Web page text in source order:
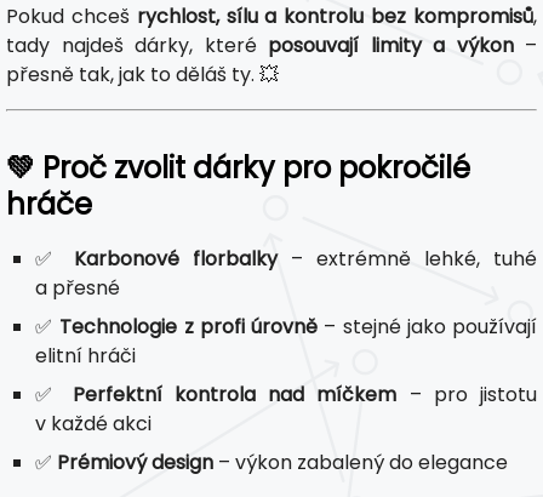
Pokud chceš rychlost, sílu a kontrolu bez kompromisů,
tady najdeš dárky, které posouvají limity a výkon–
přesně tak, jak to děláš ty. 💥
💚 Proč zvolit dárky pro pokročilé
hráče
✅ Karbonové florbalky– extrémně lehké, tuhé
a přesné
✅ Technologie z profi úrovně – stejné jako používají
elitní hráči
✅ Perfektní kontrola nad míčkem – pro jistotu
v každé akci
✅ Prémiový design – výkon zabalený do elegance